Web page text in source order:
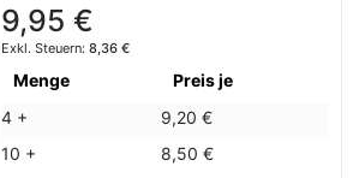
9,95 €
8,36 €
Menge
Preis je
4 +
9,20 €
10 +
8,50 €